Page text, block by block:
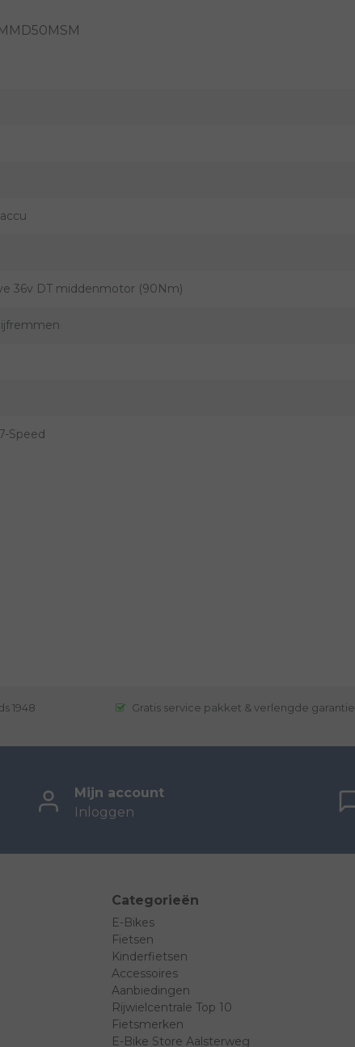
36v DT middenmotor (90Nm)
Speed
1948 Gratis service pakket & verlengde garantie
Mijn account
Inloggen
Categorieën
E-Bikes
Fietsen
Kinderfietsen
Accessoires
Aanbiedingen
Rijwielcentrale Top 10
Fietsmerken
E-Bike Store Aalsterweg